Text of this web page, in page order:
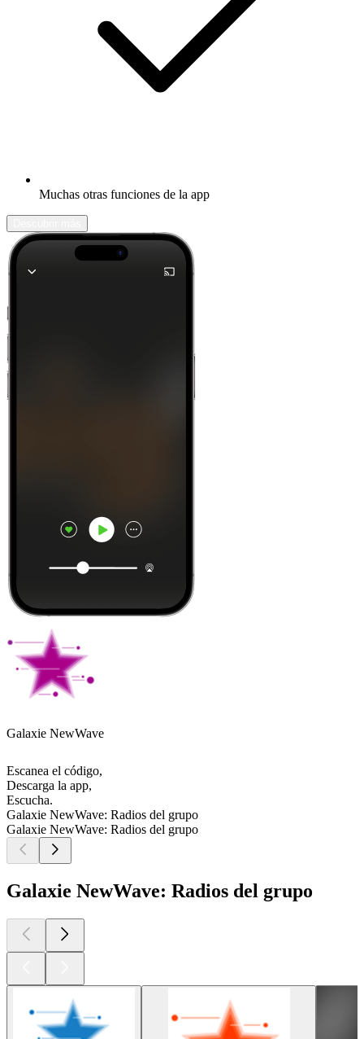
Muchas otras funciones de la app
Galaxie NewWave
Escanea el código,
Descarga la app,
Escucha.
Galaxie NewWave: Radios del grupo
Galaxie NewWave: Radios del grupo
Galaxie NewWave: Radios del grupo